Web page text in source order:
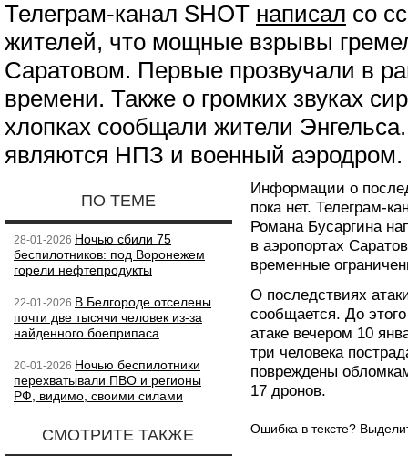
Телеграм-канал SHOT написал со
жителей, что мощные взрывы
Саратовом. Первые прозвучали в
времени. Также о громких звуках
хлопках сообщали жители
являются НПЗ и военный аэродром.
ПО ТЕМЕ
28-01-2026 Ночью сбили 75
беспилотников: под Воронежем
горели нефтепродукты
22-01-2026 В Белгороде отселены
почти две тысячи человек из-за
найденного боеприпаса
20-01-2026 Ночью беспилотники
перехватывали ПВО и регионы
РФ, видимо, своими силами
СМОТРИТЕ ТАКЖЕ
Информации о
пока нет. Телеграм-
Романа Бусаргина
в аэропортах
временные
О последствиях
сообщается. До
атаке вечером 10
три человека
повреждены
17 дронов.
Ошибка в тексте?